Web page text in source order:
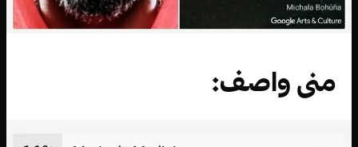
منى واصف: